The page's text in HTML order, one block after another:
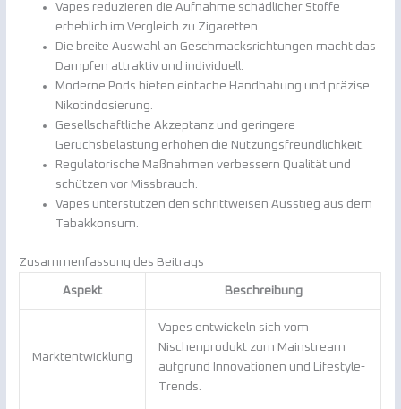
Vapes reduzieren die Aufnahme schädlicher Stoffe
erheblich im Vergleich zu Zigaretten.
Die breite Auswahl an Geschmacksrichtungen macht das
Dampfen attraktiv und individuell.
Moderne Pods bieten einfache Handhabung und präzise
Nikotindosierung.
Gesellschaftliche Akzeptanz und geringere
Geruchsbelastung erhöhen die Nutzungsfreundlichkeit.
Regulatorische Maßnahmen verbessern Qualität und
schützen vor Missbrauch.
Vapes unterstützen den schrittweisen Ausstieg aus dem
Tabakkonsum.
Zusammenfassung des Beitrags
Aspekt Beschreibung
Marktentwicklung
Vapes entwickeln sich vom
Nischenprodukt zum Mainstream
aufgrund Innovationen und Lifestyle-
Trends.